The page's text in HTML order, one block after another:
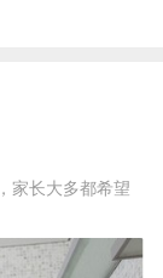
家长大多都希望